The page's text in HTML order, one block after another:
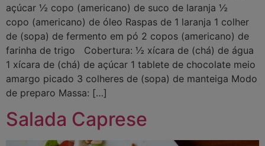
açúcar ½ copo (americano) de suco de laranja ½
copo (americano) de óleo Raspas de 1 laranja 1 colher
de (sopa) de fermento em pó 2 copos (americano) de
farinha de trigo Cobertura: ½ xícara de (chá) de água
1 xícara de (chá) de açúcar 1 tablete de chocolate meio
amargo picado 3 colheres de (sopa) de manteiga Modo
de preparo Massa: […]
Salada Caprese